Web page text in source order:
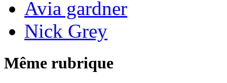
Avia gardner
Nick Grey
Même rubrique